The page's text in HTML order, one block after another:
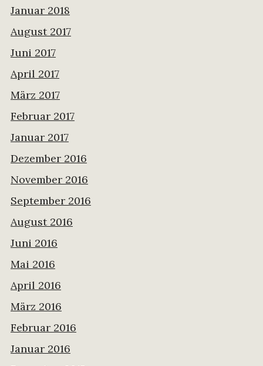
Januar 2018
August 2017
Juni 2017
April 2017
März 2017
Februar 2017
Januar 2017
Dezember 2016
November 2016
September 2016
August 2016
Juni 2016
Mai 2016
April 2016
März 2016
Februar 2016
Januar 2016